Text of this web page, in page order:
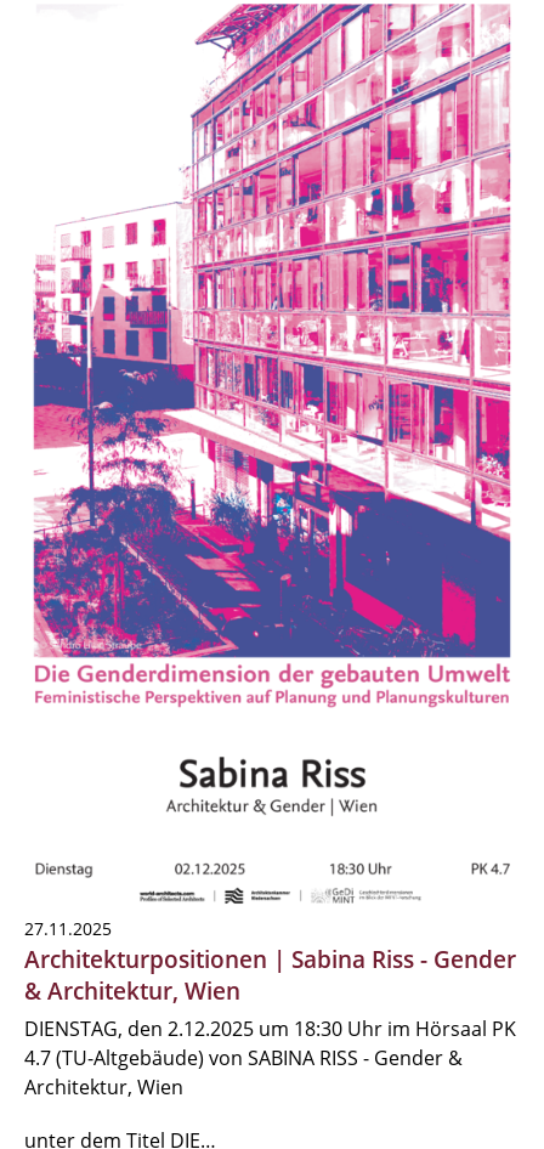
27.11.2025
Architekturpositionen | Sabina Riss - Gender
& Architektur, Wien
DIENSTAG, den 2.12.2025 um 18:30 Uhr im Hörsaal PK
4.7 (TU-Altgebäude) von SABINA RISS - Gender &
Architektur, Wien
unter dem Titel DIE…